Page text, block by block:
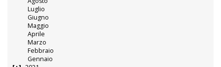
Luglio
Giugno
Maggio
Aprile
Marzo
Febbraio
Gennaio